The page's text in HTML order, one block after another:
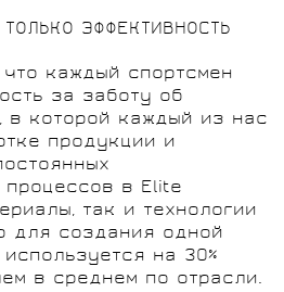
ЭФФЕКТИВНОСТЬ
каждый спортсмен
за заботу об
в которой каждый из нас
продукции и
в Elite
так и технологии
для создания одной
на 30%
в среднем по отрасли.